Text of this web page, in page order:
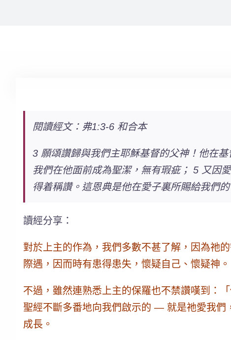
閱讀經文：弗1:3-6 和合本
3 願頌讚歸與我們主耶穌基督的父神！他在
我們在他面前成為聖潔，無有瑕疵； 5 又因
得着稱讚。這恩典是他在愛子裏所賜給我們的
讀經分享：
對於上主的作為，我們多數不甚了解，因為祂
際遇，因而時有患得患失，懷疑自己、懷疑神。
不過，雖然連熟悉上主的保羅也不禁讚嘆到：
聖經不斷多番地向我們啟示的 —就是祂愛我們
成長。